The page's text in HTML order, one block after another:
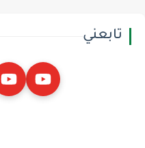
تابعني